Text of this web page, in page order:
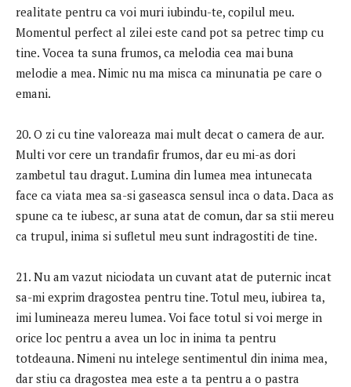
realitate pentru ca voi muri iubindu-te, copilul meu.
Momentul perfect al zilei este cand pot sa petrec timp cu
tine. Vocea ta suna frumos, ca melodia cea mai buna
melodie a mea. Nimic nu ma misca ca minunatia pe care o
emani.
20. O zi cu tine valoreaza mai mult decat o camera de aur.
Multi vor cere un trandafir frumos, dar eu mi-as dori
zambetul tau dragut. Lumina din lumea mea intunecata
face ca viata mea sa-si gaseasca sensul inca o data. Daca as
spune ca te iubesc, ar suna atat de comun, dar sa stii mereu
ca trupul, inima si sufletul meu sunt indragostiti de tine.
21. Nu am vazut niciodata un cuvant atat de puternic incat
sa-mi exprim dragostea pentru tine. Totul meu, iubirea ta,
imi lumineaza mereu lumea. Voi face totul si voi merge in
orice loc pentru a avea un loc in inima ta pentru
totdeauna. Nimeni nu intelege sentimentul din inima mea,
dar stiu ca dragostea mea este a ta pentru a o pastra